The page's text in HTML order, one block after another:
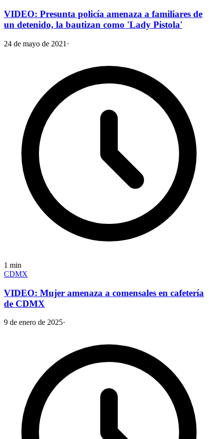
VIDEO: Presunta policía amenaza a familiares de
un detenido, la bautizan como 'Lady Pistola'
24 de mayo de 2021 ·
1 min
CDMX
VIDEO: Mujer amenaza a comensales en cafetería
de CDMX
9 de enero de 2025·